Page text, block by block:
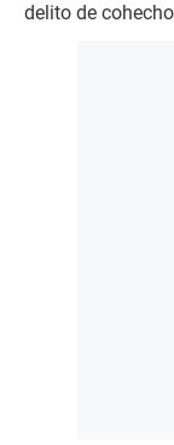
delito de